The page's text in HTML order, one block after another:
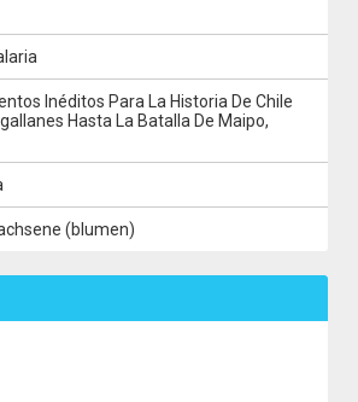
Inéditos Para La Historia De Chile
Hasta La Batalla De Maipo,
(blumen)